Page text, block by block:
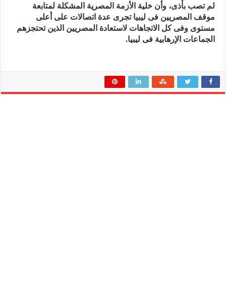
لم تصب بأذى، وأن خلية الأزمة المصرية المشكلة لمتابعة
موقف المصريين فى ليبيا تجرى عدة اتصالات على أعلى
مستوى وفى كل الاتجاهات لاستعادة المصريين الذين تحتجزهم
الجماعات الإرهابية فى ليبيا.